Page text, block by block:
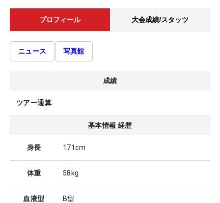
プロフィール 大会成績/スタッツ
ニュース 写真館
成績
ツアー通算
基本情報 経歴
身長 171cm
体重 58kg
血液型 B型